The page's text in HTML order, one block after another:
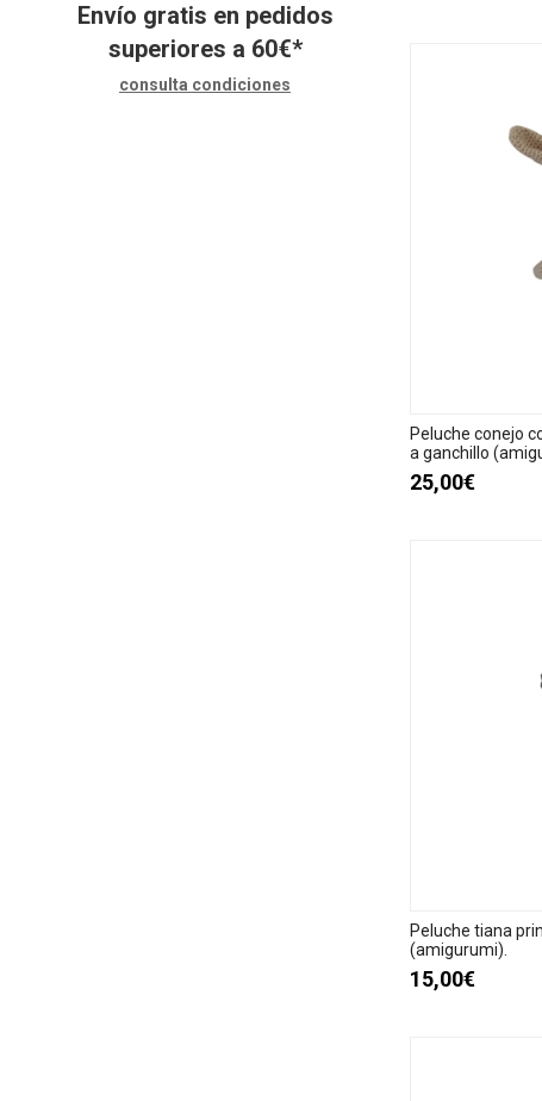
Peluche conejo
a ganchillo
25,00€
Peluche tiana
(amigurumi).
15,00€
Envío gratis en pedidos
superiores a 60€*
consulta condiciones